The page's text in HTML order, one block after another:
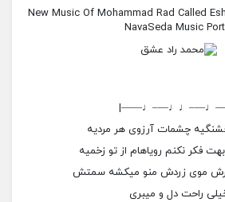
New Music Of Mohammad Rad Called
NavaSeda Music
چشمات آرزوی هر مردیه
فکر نکنم رویاهام از تو زخمیه
موی زردش منو میکشه سمتش
راحت دل و میبری